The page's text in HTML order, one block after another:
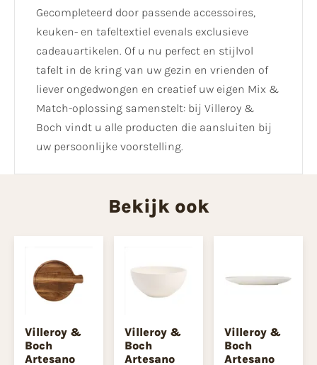
Gecompleteerd door passende accessoires,
keuken- en tafeltextiel evenals exclusieve
cadeauartikelen. Of u nu perfect en stijlvol
tafelt in de kring van uw gezin en vrienden of
liever ongedwongen en creatief uw eigen Mix &
Match-oplossing samenstelt: bij Villeroy &
Boch vindt u alle producten die aansluiten bij
uw persoonlijke voorstelling.
Bekijk ook
Villeroy &
Boch
Artesano
Villeroy &
Boch
Artesano
Villeroy &
Boch
Artesano